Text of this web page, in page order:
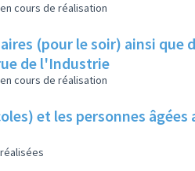
cours de réalisation
(pour le soir) ainsi que
de l'Industrie
cours de réalisation
et les personnes âgées